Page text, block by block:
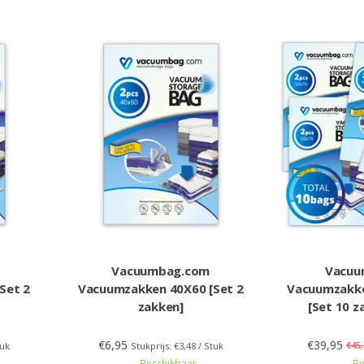
2
Vacuumbag.com
Vacuumzakken 40X60 [Set 2
zakken]
€6,95 Stukprijs: €3,48 / Stuk
[Set 10
€39,95